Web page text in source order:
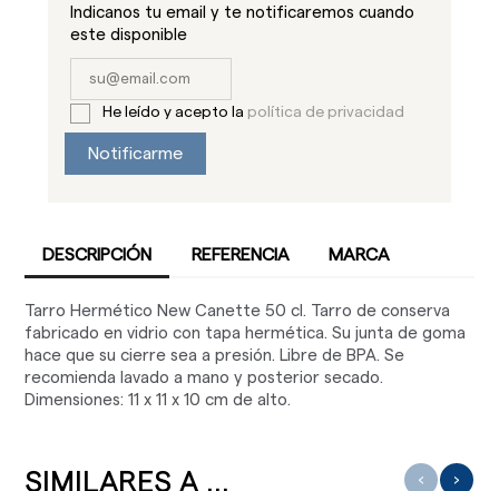
Indicanos tu email y te notificaremos cuando
este disponible
He leído y acepto la política de privacidad
Notificarme
DESCRIPCIÓN REFERENCIA MARCA
Tarro Hermético New Canette 50 cl. Tarro de conserva
fabricado en vidrio con tapa hermética. Su junta de goma
hace que su cierre sea a presión. Libre de BPA. Se
recomienda lavado a mano y posterior secado.
Dimensiones: 11 x 11 x 10 cm de alto.
SIMILARES A ... ‹ ›